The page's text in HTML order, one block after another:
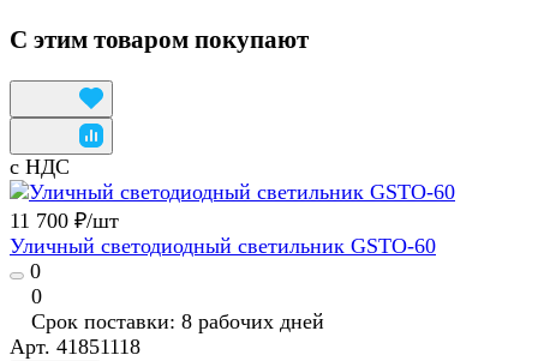
С этим товаром покупают
с НДС
11 700 ₽/шт
Уличный светодиодный светильник GSTO-60
0
0
Срок поставки: 8 рабочих дней
Арт. 41851118